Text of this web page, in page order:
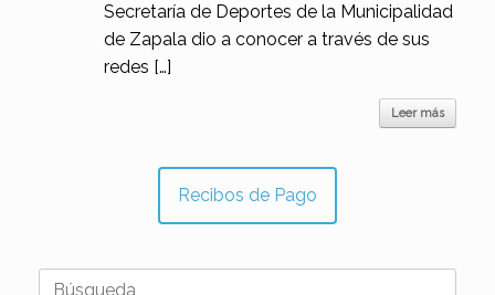
Secretaría de Deportes de la Municipalidad
de Zapala dio a conocer a través de sus
redes […]
Leer más
Recibos de Pago
Buscar: